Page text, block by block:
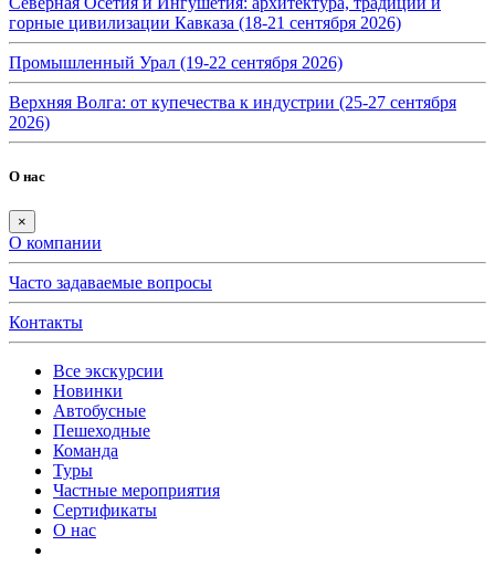
горные цивилизации Кавказа (18-21 сентября 2026)
Промышленный Урал (19-22 сентября 2026)
Верхняя Волга: от купечества к индустрии (25-27 сентября
2026)
О нас
×
О компании
Часто задаваемые вопросы
Контакты
Все экскурсии
Новинки
Автобусные
Пешеходные
Команда
Туры
Частные мероприятия
Сертификаты
О нас